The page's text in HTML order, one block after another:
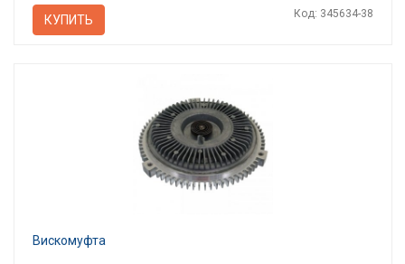
КУПИТЬ Код: 345634-38
Вискомуфта